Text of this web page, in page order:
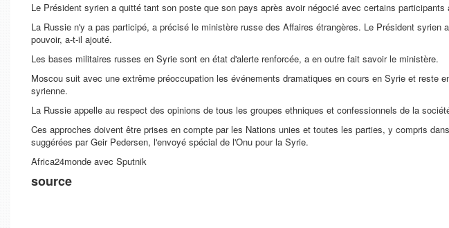
Le Président syrien a quitté tant son poste que son pays après avoir négocié avec certains
La Russie n'y a pas participé, a précisé le ministère russe des Affaires étrangères. Le Président syrien
pouvoir, a-t-il ajouté.
Les bases militaires russes en Syrie sont en état d'alerte renforcée, a en outre fait savoir le ministère.
Moscou suit avec une extrême préoccupation les événements dramatiques en cours en Syrie et reste
syrienne.
La Russie appelle au respect des opinions de tous les groupes ethniques et confessionnels de la
Ces approches doivent être prises en compte par les Nations unies et toutes les parties, y compris
suggérées par Geir Pedersen, l'envoyé spécial de l'Onu pour la Syrie.
Africa24monde avec Sputnik
source